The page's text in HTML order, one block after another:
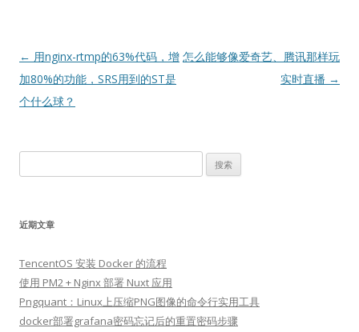
文
章
导
← 用nginx-rtmp的63%代码，增
加80%的功能，SRS用到的ST是
个什么球？
怎么能够像爱奇艺、腾讯那样玩
实时直播 →
索：
近期文章
TencentOS 安装 Docker 的流程
使用 PM2 + Nginx 部署 Nuxt 应用
Pngquant：Linux上压缩PNG图像的命令行实用工具
docker部署grafana密码忘记后的重置密码步骤